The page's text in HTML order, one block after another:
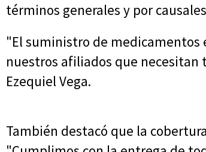
términos generales y por
"El suministro de medicamentos
nuestros afiliados que
Ezequiel Vega.
También destacó que la